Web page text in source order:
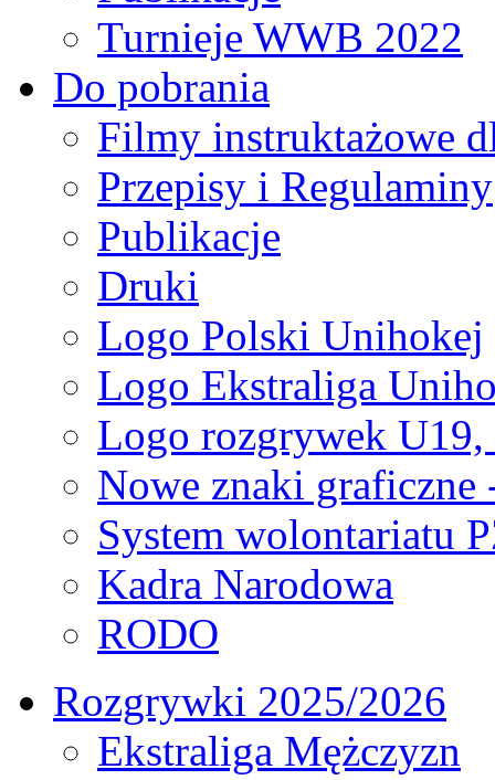
Turnieje WWB 2022
Do pobrania
Filmy instruktażowe
Przepisy i Regulaminy
Publikacje
Druki
Logo Polski Unihokej
Logo Ekstraliga
Logo rozgrywek
Nowe znaki graficzne
System wolontariatu
Kadra Narodowa
RODO
Rozgrywki 2025/2026
Ekstraliga Mężczyzn